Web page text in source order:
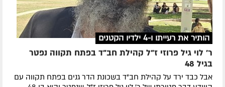
הותיר את רעייתו ו-4 ילדיו הקטנים
ר' לוי גיל פרוזי ז"ל קהילת חב"ד בפתח תקווה נפטר
בגיל 48
אבל כבד ירד על קהילת חב"ד בשכונת הדר גנים בפתח תקווה עם